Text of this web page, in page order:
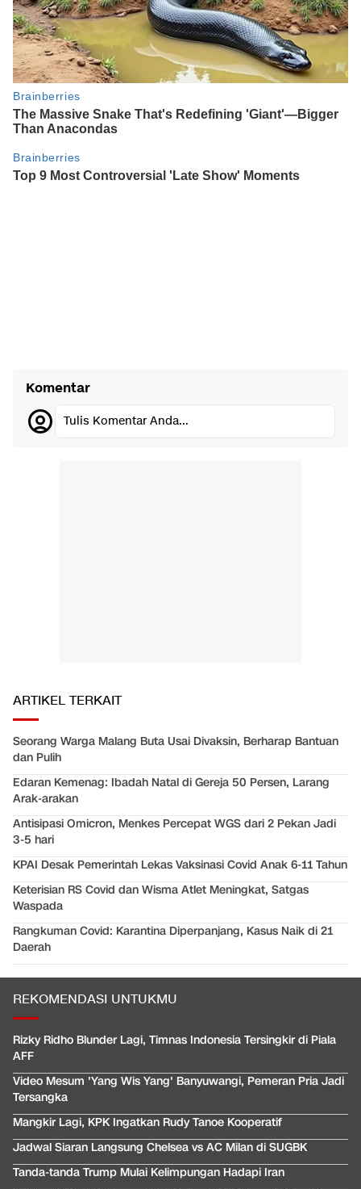
Komentar
Tulis Komentar Anda...
ARTIKEL TERKAIT
Seorang Warga Malang Buta Usai Divaksin, Berharap Bantuan
dan Pulih
Edaran Kemenag: Ibadah Natal di Gereja 50 Persen, Larang
Arak-arakan
Antisipasi Omicron, Menkes Percepat WGS dari 2 Pekan Jadi
3-5 hari
KPAI Desak Pemerintah Lekas Vaksinasi Covid Anak 6-11 Tahun
Keterisian RS Covid dan Wisma Atlet Meningkat, Satgas
Waspada
Rangkuman Covid: Karantina Diperpanjang, Kasus Naik di 21
Daerah
REKOMENDASI UNTUKMU
Rizky Ridho Blunder Lagi, Timnas Indonesia Tersingkir di Piala
AFF
Video Mesum 'Yang Wis Yang' Banyuwangi, Pemeran Pria Jadi
Tersangka
Mangkir Lagi, KPK Ingatkan Rudy Tanoe Kooperatif
Jadwal Siaran Langsung Chelsea vs AC Milan di SUGBK
Tanda-tanda Trump Mulai Kelimpungan Hadapi Iran